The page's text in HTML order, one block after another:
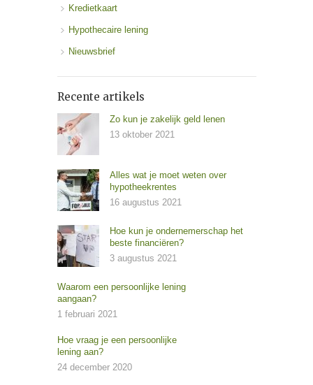
Kredietkaart
Hypothecaire lening
Nieuwsbrief
Recente artikels
Zo kun je zakelijk geld lenen
13 oktober 2021
Alles wat je moet weten over
hypotheekrentes
16 augustus 2021
Hoe kun je ondernemerschap het
beste financiëren?
3 augustus 2021
Waarom een persoonlijke lening
aangaan?
1 februari 2021
Hoe vraag je een persoonlijke
lening aan?
24 december 2020